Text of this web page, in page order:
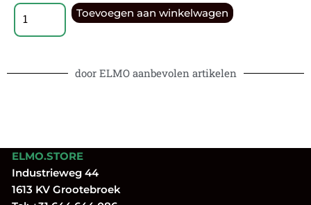
Toevoegen aan winkelwagen
door ELMO aanbevolen artikelen
ELMO.STORE
Industrieweg 44
1613 KV Grootebroek